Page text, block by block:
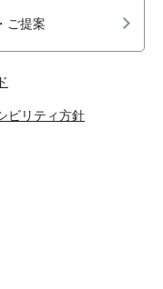
ご提案
ビリティ方針